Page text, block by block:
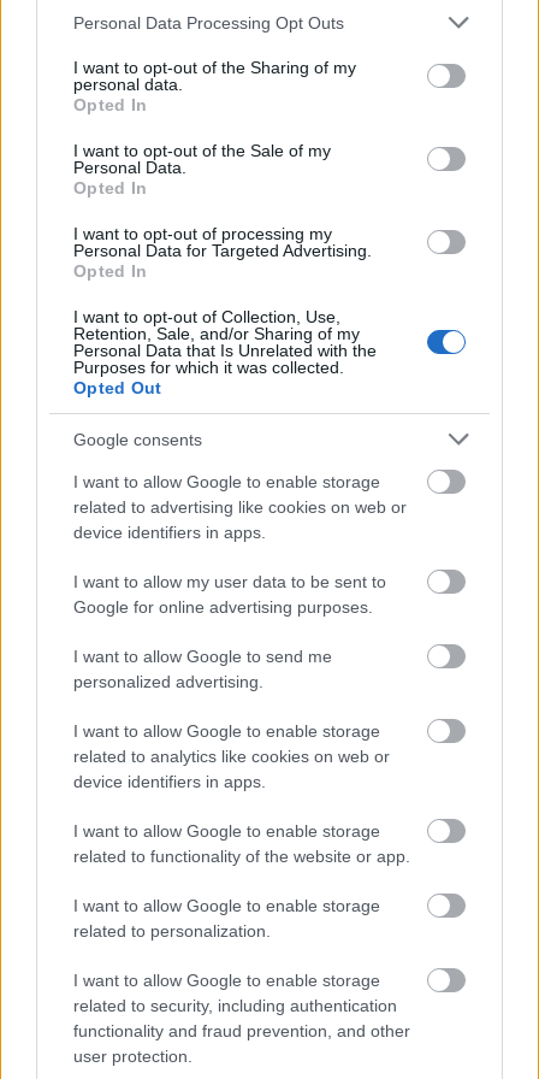
Please note that this website/app uses one or more Google
not limited to your visit or usage behaviour. You may click to
grant or deny consent to Google and its third-party tags to
use your data for below specified purposes in below Google
consent section.
Personal Data Processing Opt Outs
I want to opt-out of the Sharing of my
personal data.
Opted In
I want to opt-out of the Sale of my
Personal Data.
Opted In
I want to opt-out of processing my
Personal Data for Targeted Advertising.
Opted In
I want to opt-out of Collection, Use,
Retention, Sale, and/or Sharing of my
Personal Data that Is Unrelated with the
Purposes for which it was collected.
Opted Out
Google consents
I want to allow Google to enable storage
related to advertising like cookies on web or
device identifiers in apps.
I want to allow my user data to be sent to
Google for online advertising purposes.
I want to allow Google to send me
personalized advertising.
I want to allow Google to enable storage
related to analytics like cookies on web or
device identifiers in apps.
I want to allow Google to enable storage
related to functionality of the website or app.
I want to allow Google to enable storage
related to personalization.
I want to allow Google to enable storage
related to security, including authentication
functionality and fraud prevention, and other
user protection.
Prinde varfurile parului la baza acestora cu ajutorul
agrafelor de par.
Centru:
Un coc destul de simplu, ideal daca ai parul
senzatia de volum. Lasa cateva suvite in fata,
pentru a le prinde cu agrafe intr-un stil mai ravasit
sau piaptana-l cu un pieptene cu dinti rari pentru
look-ul simetric dinfoto dreapta.
Stilul boem
Iata cateva idei de par ondulat coafat intr-un stil
boem. Consulta-te cu stilistul tau pentru a te
asigura ca aceasta coafura te avatajeaza. Fie ca
decizi sa il prinzi sau sa il accesorizezi cu o bentita
si sa il tapezi, stilul boem iti va conferi un aer non-
conformist si tineresc. Opteaza pentru acest stil
reala. Se potriveste atat parului mediu (foto
stanga), cat si celui lung.